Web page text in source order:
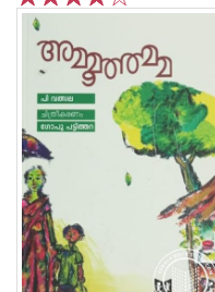
5
4
3
2
1